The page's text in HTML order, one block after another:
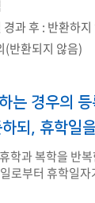
과 후 : 반환하지
(반환되지 않음)
는 경우의
되, 휴학일
학과 복학을 반
로부터 휴학일